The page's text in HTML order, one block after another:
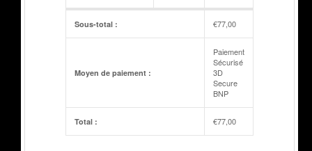
Sous-total : €77,00
Moyen de paiement :
Paiement
Sécurisé
3D
Secure
BNP
Total : €77,00